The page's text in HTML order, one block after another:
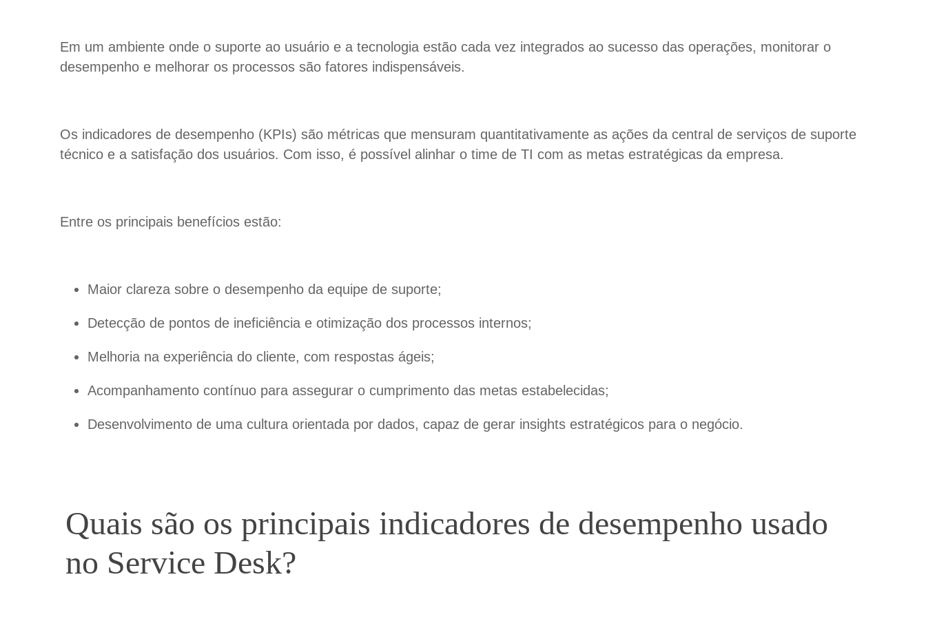
Em um ambiente onde o suporte ao usuário e a tecnologia estão cada vez integrados ao sucesso das operações, monitorar o
desempenho e melhorar os processos são fatores indispensáveis.
Os indicadores de desempenho (KPIs) são métricas que mensuram quantitativamente as ações da central de serviços de suporte
técnico e a satisfação dos usuários. Com isso, é possível alinhar o time de TI com as metas estratégicas da empresa.
Entre os principais benefícios estão:
Maior clareza sobre o desempenho da equipe de suporte;
Detecção de pontos de ineficiência e otimização dos processos internos;
Melhoria na experiência do cliente, com respostas ágeis;
Acompanhamento contínuo para assegurar o cumprimento das metas estabelecidas;
Desenvolvimento de uma cultura orientada por dados, capaz de gerar insights estratégicos para o negócio.
Quais são os principais indicadores de desempenho usado
no Service Desk?